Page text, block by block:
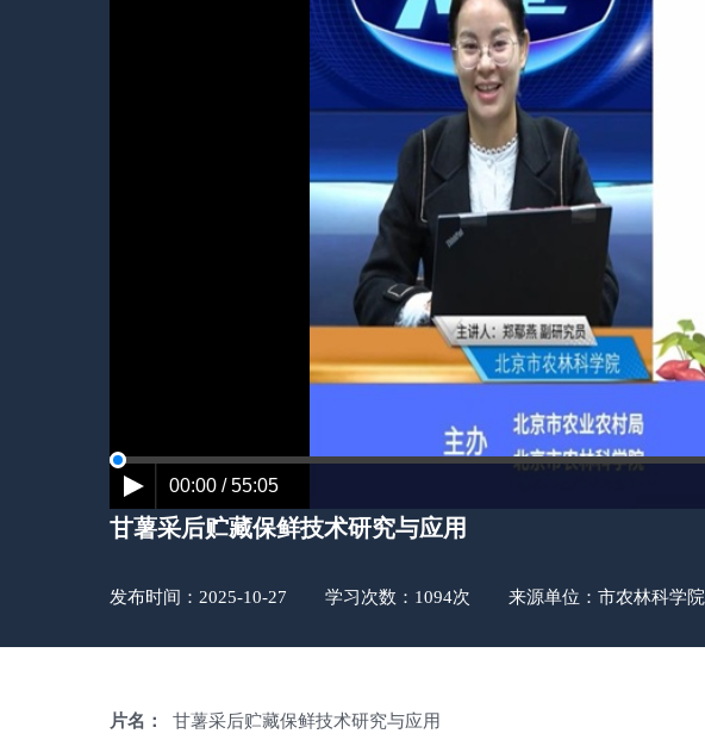
00:00 / 55:05
甘薯采后贮藏保鲜技术研究与应用
发布时间：2025-10-27 学习次数：1094次 来源单位：市农林科学院
片名： 甘薯采后贮藏保鲜技术研究与应用